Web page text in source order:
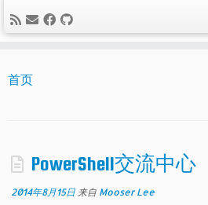
首页
PowerShell交流中心
2014年8月15日 来自 Mooser Lee